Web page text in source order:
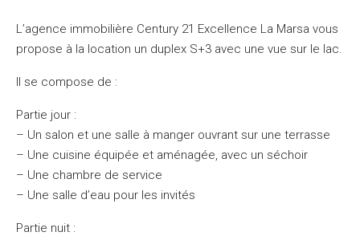
L’agence immobilière Century 21 Excellence La Marsa vous
propose à la location un duplex S+3 avec une vue sur le lac.
Il se compose de :
Partie jour :
– Un salon et une salle à manger ouvrant sur une terrasse
– Une cuisine équipée et aménagée, avec un séchoir
– Une chambre de service
– Une salle d’eau pour les invités
Partie nuit :